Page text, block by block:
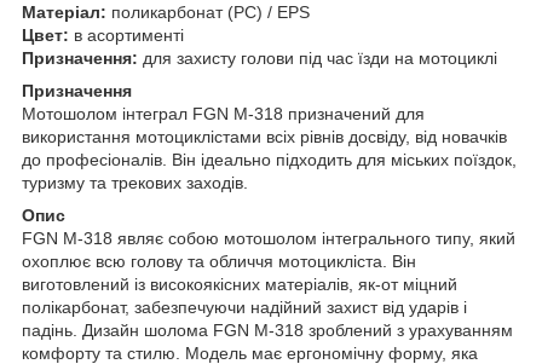
Матеріал: поликарбонат (PC) / EPS
Цвет: в асортименті
Призначення: для захисту голови під час їзди на мотоциклі
Призначення
Мотошолом інтеграл FGN M-318 призначений для
використання мотоциклістами всіх рівнів досвіду, від новачків
до професіоналів. Він ідеально підходить для міських поїздок,
туризму та трекових заходів.
Опис
FGN M-318 являє собою мотошолом інтегрального типу, який
охоплює всю голову та обличчя мотоцикліста. Він
виготовлений із високоякісних матеріалів, як-от міцний
полікарбонат, забезпечуючи надійний захист від ударів і
падінь. Дизайн шолома FGN M-318 зроблений з урахуванням
комфорту та стилю. Модель має ергономічну форму, яка